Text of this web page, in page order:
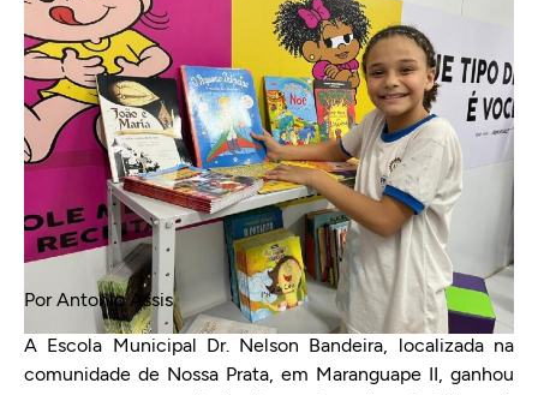
Por Antonio Assis
A Escola Municipal Dr. Nelson Bandeira, localizada na
comunidade de Nossa Prata, em Maranguape II, ganhou